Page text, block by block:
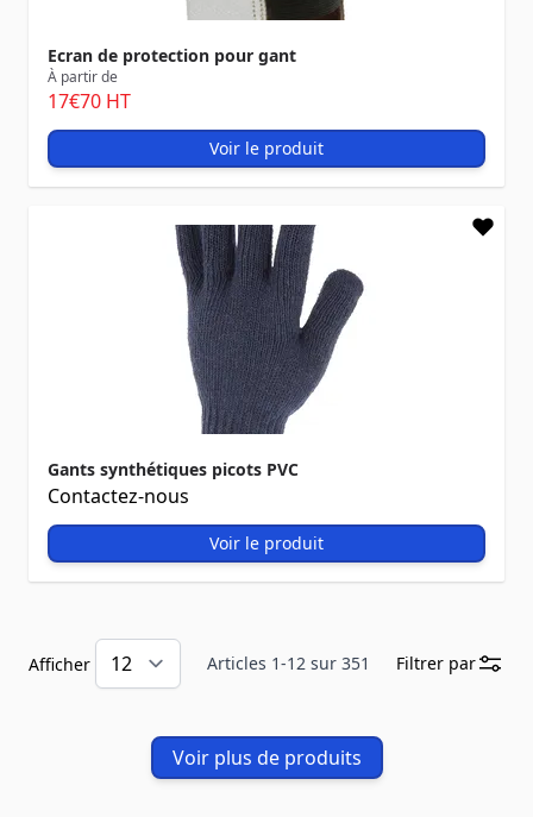
Ecran de protection pour gant
À partir de
17€70 HT
Voir le produit
Gants synthétiques picots PVC
Contactez-nous
Voir le produit
Articles 1-12 sur 351
Afficher Filtrer par
Voir plus de produits